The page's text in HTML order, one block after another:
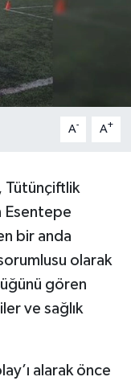
A- A+
Tütünçiftlik
Esentepe
bir anda
olarak
gören
ve sağlık
alarak önce